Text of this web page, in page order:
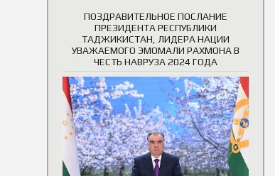
ПОЗДРАВИТЕЛЬНОЕ ПОСЛАНИЕ
ПРЕЗИДЕНТА РЕСПУБЛИКИ
ТАДЖИКИСТАН, ЛИДЕРА НАЦИИ
УВАЖАЕМОГО ЭМОМАЛИ РАХМОНА В
ЧЕСТЬ НАВРУЗА 2024 ГОДА